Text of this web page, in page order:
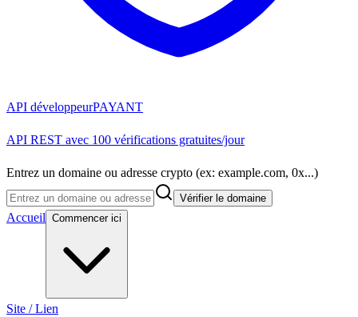
API développeurPAYANT
API REST avec 100 vérifications gratuites/jour
Entrez un domaine ou adresse crypto (ex: example.com, 0x...)
Vérifier le domaine
Accueil Commencer ici
Site / Lien